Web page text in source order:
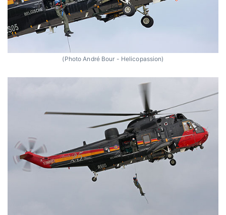
(Photo André Bour - Helicopassion)